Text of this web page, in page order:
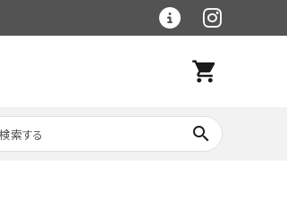
shopping_cart
search